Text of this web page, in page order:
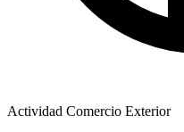
Actividad Comercio Exterior